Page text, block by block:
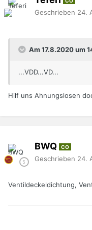
Geschrieben 24.
Am 17.8.2020 um
...VDD...VD...
Hilf uns Ahnungslosen
BWQ CO
Geschrieben 24.
Ventildeckeldichtung,